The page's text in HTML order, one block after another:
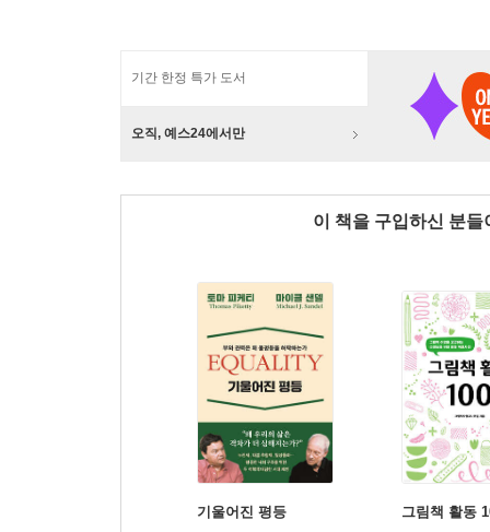
기간 한정 특가 도서
오직, 예스24에서만
이 책을 구입하신 분
기울어진 평등 그림책 활동